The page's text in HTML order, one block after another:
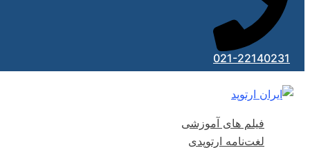
021-22140231
فیلم های آموزشی
لغت‌نامه ارتوپدی